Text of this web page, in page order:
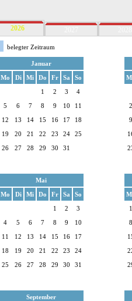
2026
belegter Zeitraum
Januar
Mo
Di Mi Do Fr Sa
So
1
2 3
4
5
6 7 8 9 10
11
12
13 14 15 16 17
18
19
20 21 22 23 24
25
26
27 28 29 30 31
2
9
Mai
Mo
Di Mi Do Fr Sa
So
1
2
3
4
5 6 7 8 9
10
11
12 13 14 15 16
17
18
19 20 21 22 23
24
25
26 27 28 29 30 31
1
8
September